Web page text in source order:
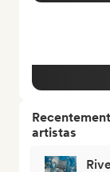
artistas